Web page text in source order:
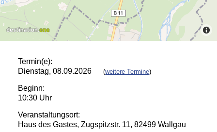
Termin(e):
Dienstag, 08.09.2026
(weitere Termine)
Beginn:
10:30 Uhr
Veranstaltungsort:
Haus des Gastes, Zugspitzstr. 11, 82499 Wallgau